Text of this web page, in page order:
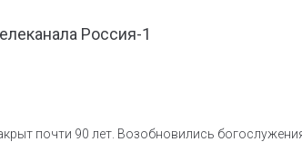
Россия-1
почти 90 лет. Возобновились